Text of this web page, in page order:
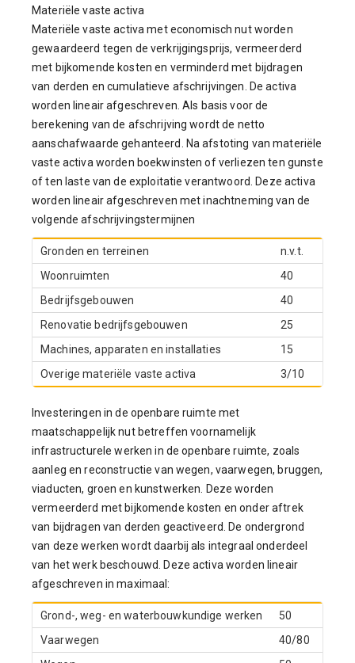
Materiële vaste activa
Materiële vaste activa met economisch nut worden
gewaardeerd tegen de verkrijgingsprijs, vermeerderd
met bijkomende kosten en verminderd met bijdragen
van derden en cumulatieve afschrijvingen. De activa
worden lineair afgeschreven. Als basis voor de
berekening van de afschrijving wordt de netto
aanschafwaarde gehanteerd. Na afstoting van materiële
vaste activa worden boekwinsten of verliezen ten gunste
of ten laste van de exploitatie verantwoord. Deze activa
worden lineair afgeschreven met inachtneming van de
volgende afschrijvingstermijnen
Gronden en terreinen
n.v.t.
Woonruimten
40
Bedrijfsgebouwen
40
Renovatie bedrijfsgebouwen
25
Machines, apparaten en installaties
15
Overige materiële vaste activa
3/10
Investeringen in de openbare ruimte met
maatschappelijk nut betreffen voornamelijk
infrastructurele werken in de openbare ruimte, zoals
aanleg en reconstructie van wegen, vaarwegen, bruggen,
viaducten, groen en kunstwerken. Deze worden
vermeerderd met bijkomende kosten en onder aftrek
van bijdragen van derden geactiveerd. De ondergrond
van deze werken wordt daarbij als integraal onderdeel
van het werk beschouwd. Deze activa worden lineair
afgeschreven in maximaal:
Grond-, weg- en waterbouwkundige werken
50
Vaarwegen
40/80